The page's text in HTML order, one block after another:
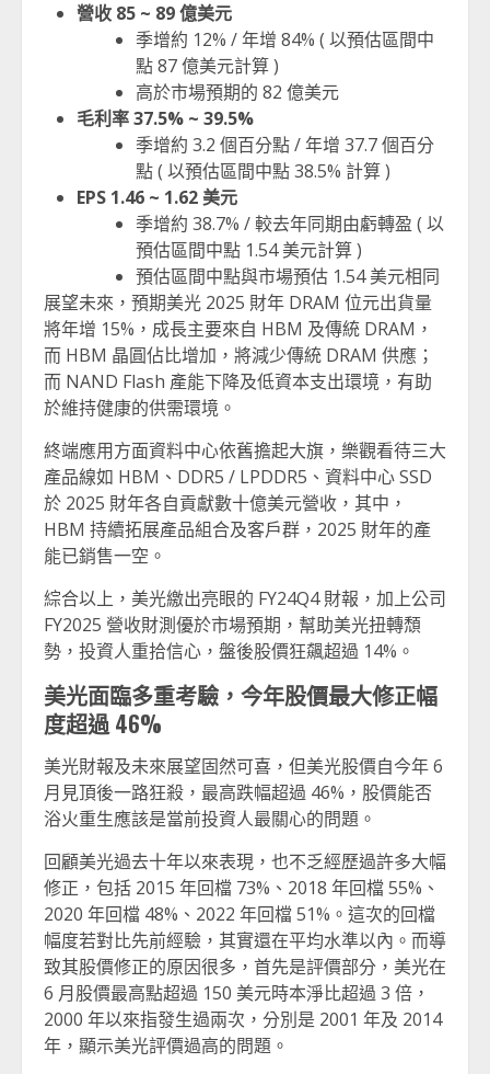
營收 85 ~ 89 億美元
季增約 12% / 年增 84% ( 以預估區間中
點 87 億美元計算 )
高於市場預期的 82 億美元
毛利率 37.5% ~ 39.5%
季增約 3.2 個百分點 / 年增 37.7 個百分
點 ( 以預估區間中點 38.5% 計算 )
EPS 1.46 ~ 1.62 美元
季增約 38.7% / 較去年同期由虧轉盈 ( 以
預估區間中點 1.54 美元計算 )
預估區間中點與市場預估 1.54 美元相同
展望未來，預期美光 2025 財年 DRAM 位元出貨量
將年增 15%，成長主要來自 HBM 及傳統 DRAM，
而 HBM 晶圓佔比增加，將減少傳統 DRAM 供應；
而 NAND Flash 產能下降及低資本支出環境，有助
於維持健康的供需環境。
終端應用方面資料中心依舊擔起大旗，樂觀看待三大
產品線如 HBM、DDR5 / LPDDR5、資料中心 SSD
於 2025 財年各自貢獻數十億美元營收，其中，
HBM 持續拓展產品組合及客戶群，2025 財年的產
能已銷售一空。
綜合以上，美光繳出亮眼的 FY24Q4 財報，加上公司
FY2025 營收財測優於市場預期，幫助美光扭轉頹
勢，投資人重拾信心，盤後股價狂飆超過 14%。
美光面臨多重考驗，今年股價最大修正幅
度超過 46%
美光財報及未來展望固然可喜，但美光股價自今年 6
月見頂後一路狂殺，最高跌幅超過 46%，股價能否
浴火重生應該是當前投資人最關心的問題。
回顧美光過去十年以來表現，也不乏經歷過許多大幅
修正，包括 2015 年回檔 73%、2018 年回檔 55%、
2020 年回檔 48%、2022 年回檔 51%。這次的回檔
幅度若對比先前經驗，其實還在平均水準以內。而導
致其股價修正的原因很多，首先是評價部分，美光在
6 月股價最高點超過 150 美元時本淨比超過 3 倍，
2000 年以來指發生過兩次，分別是 2001 年及 2014
年，顯示美光評價過高的問題。